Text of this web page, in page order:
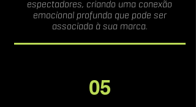
espectadores, criando uma conexão
emocional profunda que pode ser
associada à sua marca.
05